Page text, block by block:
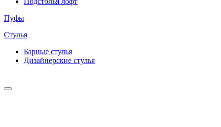
Пуфы
Стулья
Барные cтулья
Дизайнерские cтулья